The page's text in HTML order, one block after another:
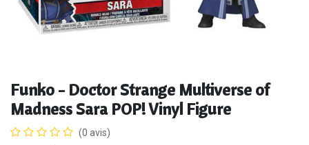
Funko - Doctor Strange Multiverse of
Madness Sara POP! Vinyl Figure
(0 avis)